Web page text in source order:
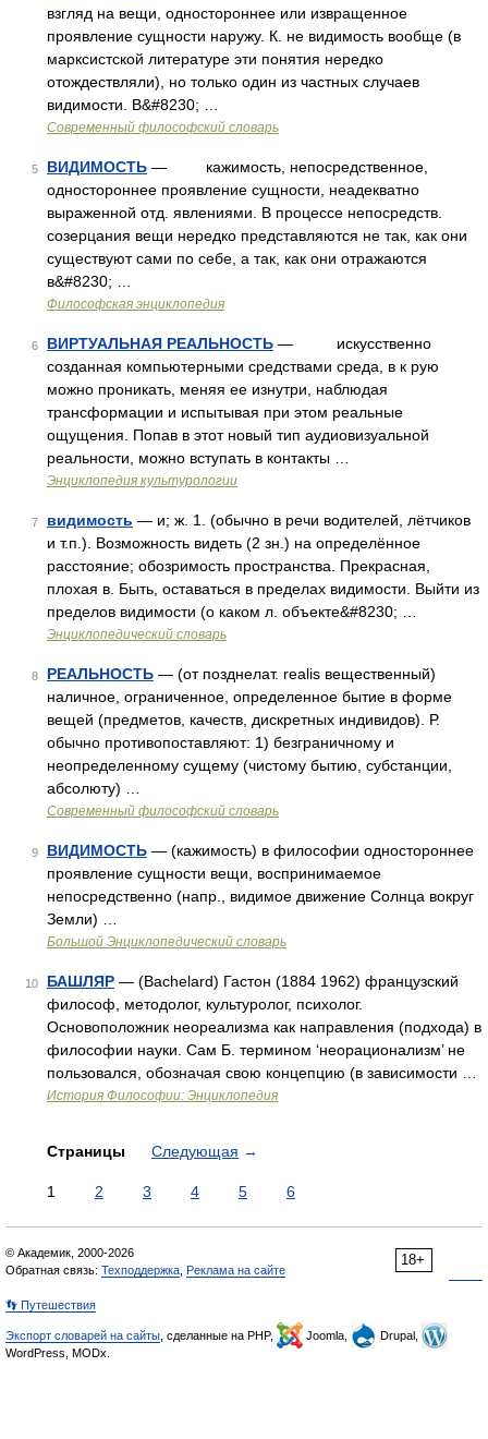
взгляд на вещи, одностороннее или извращенное
проявление сущности наружу. К. не видимость вообще (в
марксистской литературе эти понятия нередко
отождествляли), но только один из частных случаев
видимости. В&#8230; …
Современный философский словарь
5 ВИДИМОСТЬ — кажимость, непосредственное,
одностороннее проявление сущности, неадекватно
выраженной отд. явлениями. В процессе непосредств.
созерцания вещи нередко представляются не так, как они
существуют сами по себе, а так, как они отражаются
в&#8230; …
Философская энциклопедия
6 ВИРТУАЛЬНАЯ РЕАЛЬНОСТЬ — искусственно
созданная компьютерными средствами среда, в к рую
можно проникать, меняя ее изнутри, наблюдая
трансформации и испытывая при этом реальные
ощущения. Попав в этот новый тип аудиовизуальной
реальности, можно вступать в контакты …
Энциклопедия культурологии
7 видимость — и; ж. 1. (обычно в речи водителей, лётчиков
и т.п.). Возможность видеть (2 зн.) на определённое
расстояние; обозримость пространства. Прекрасная,
плохая в. Быть, оставаться в пределах видимости. Выйти из
пределов видимости (о каком л. объекте&#8230; …
Энциклопедический словарь
8 РЕАЛЬНОСТЬ — (от позднелат. realis вещественный)
наличное, ограниченное, определенное бытие в форме
вещей (предметов, качеств, дискретных индивидов). Р.
обычно противопоставляют: 1) безграничному и
неопределенному сущему (чистому бытию, субстанции,
абсолюту) …
Современный философский словарь
9 ВИДИМОСТЬ — (кажимость) в философии одностороннее
проявление сущности вещи, воспринимаемое
непосредственно (напр., видимое движение Солнца вокруг
Земли) …
Большой Энциклопедический словарь
10 БАШЛЯР — (Bachelard) Гастон (1884 1962) французский
философ, методолог, культуролог, психолог.
Основоположник неореализма как направления (подхода) в
философии науки. Сам Б. термином ‘неорационализм’ не
пользовался, обозначая свою концепцию (в зависимости …
История Философии: Энциклопедия
Страницы Следующая →
1 2 3 4 5 6
18+
© Академик, 2000-2026
Обратная связь: Техподдержка Реклама на сайте
👣 Путешествия
Экспорт словарей на сайты , сделанные на PHP, Joomla,
Drupal,
WordPress, MODx.